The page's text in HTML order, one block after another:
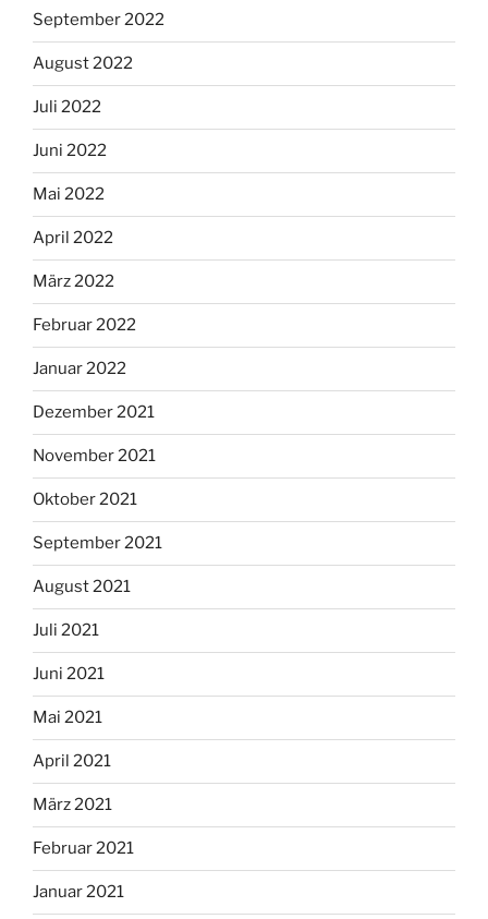
September 2022
August 2022
Juli 2022
Juni 2022
Mai 2022
April 2022
März 2022
Februar 2022
Januar 2022
Dezember 2021
November 2021
Oktober 2021
September 2021
August 2021
Juli 2021
Juni 2021
Mai 2021
April 2021
März 2021
Februar 2021
Januar 2021